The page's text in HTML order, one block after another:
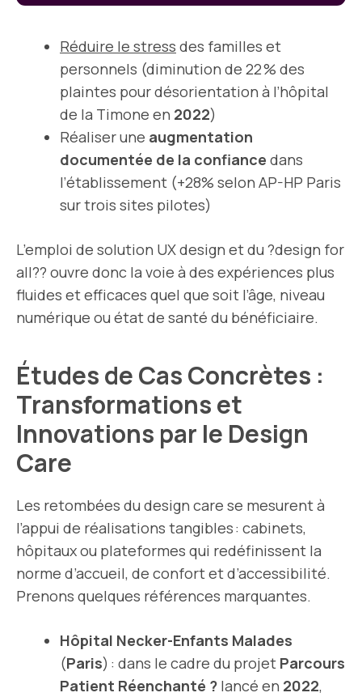
Réduire le stress des familles et
personnels (diminution de 22 % des
plaintes pour désorientation à l’hôpital
de la Timone en 2022)
Réaliser une augmentation
documentée de la confiance dans
l’établissement (+28% selon AP-HP Paris
sur trois sites pilotes)
L’emploi de solution UX design et du ?design for
all?? ouvre donc la voie à des expériences plus
fluides et efficaces quel que soit l’âge, niveau
numérique ou état de santé du bénéficiaire.
Études de Cas Concrètes :
Transformations et
Innovations par le Design
Care
Les retombées du design care se mesurent à
l’appui de réalisations tangibles : cabinets,
hôpitaux ou plateformes qui redéfinissent la
norme d’accueil, de confort et d’accessibilité.
Prenons quelques références marquantes.
Hôpital Necker-Enfants Malades
(Paris) : dans le cadre du projet Parcours
Patient Réenchanté ? lancé en 2022,